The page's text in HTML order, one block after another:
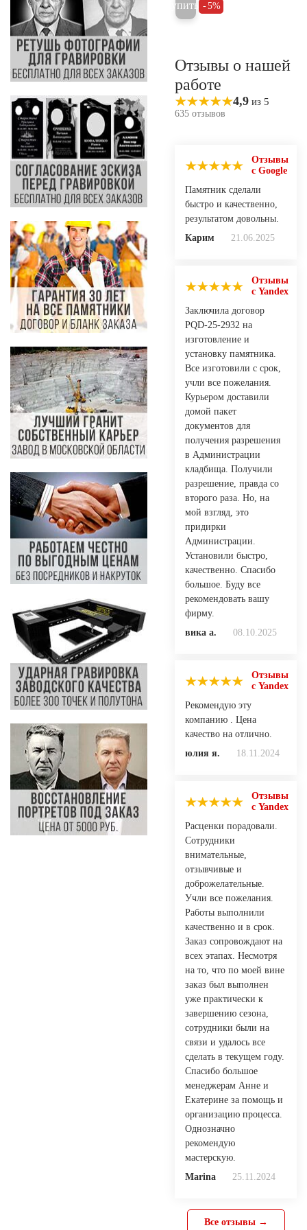
Купить 5%
Отзывы о нашей
работе
4,9 из 5
635 отзывов
Отзывы
с Google
Памятник сделали
быстро и качественно,
результатом довольны.
Карим
21.06.2025
Отзывы
с Yandex
Заключила договор
PQD-25-2932 на
изготовление и
установку памятника.
Все изготовили с срок,
учли все пожелания.
Курьером доставили
домой пакет
документов для
получения разрешения
в Администрации
кладбища. Получили
разрешение, правда со
второго раза. Но, на
мой взгляд, это
придирки
Администрации.
Установили быстро,
качественно. Спасибо
большое. Буду все
рекомендовать вашу
фирму.
вика а.
08.10.2025
Отзывы
с Yandex
Рекомендую эту
компанию . Цена
качество на отлично.
юлия я.
18.11.2024
Отзывы
с Yandex
Расценки порадовали.
Сотрудники
внимательные,
отзывчивые и
доброжелательные.
Учли все пожелания.
Работы выполнили
качественно и в срок.
Заказ сопровождают на
всех этапах. Несмотря
на то, что по моей вине
заказ был выполнен
уже практически к
завершению сезона,
сотрудники были на
связи и удалось все
сделать в текущем году.
Спасибо большое
менеджерам Анне и
Екатерине за помощь и
организацию процесса.
Однозначно
рекомендую
мастерскую.
Marina
25.11.2024
Все отзывы →